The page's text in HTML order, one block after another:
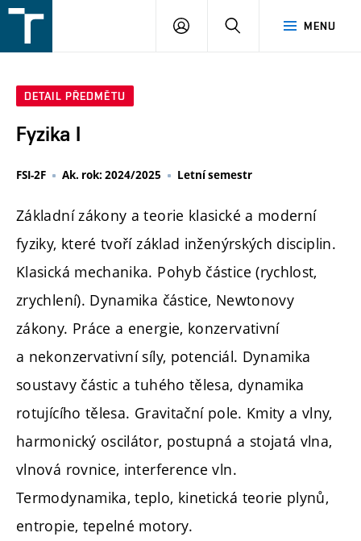
v
MENU
PŘIHLÁŠENÍ
DETAIL PŘEDMĚTU
Fyzika I
FSI-2F Ak. rok: 2024/2025 Letní semestr
Základní zákony a teorie klasické a moderní
fyziky, které tvoří základ inženýrských disciplin.
Klasická mechanika. Pohyb částice (rychlost,
zrychlení). Dynamika částice, Newtonovy
zákony. Práce a energie, konzervativní
a nekonzervativní síly, potenciál. Dynamika
soustavy částic a tuhého tělesa, dynamika
rotujícího tělesa. Gravitační pole. Kmity a vlny,
harmonický oscilátor, postupná a stojatá vlna,
vlnová rovnice, interference vln.
Termodynamika, teplo, kinetická teorie plynů,
entropie, tepelné motory.